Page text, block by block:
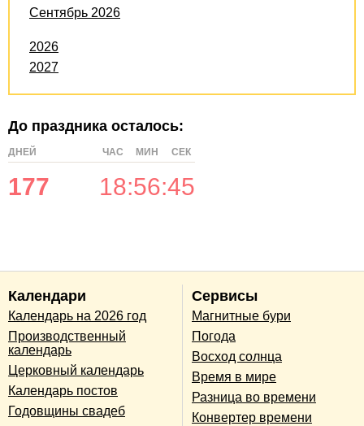
Сентябрь 2026
2026
2027
До праздника осталось:
ДНЕЙ ЧАС МИН СЕК
177 18:56:45
Календари
Календарь на 2026 год
Производственный
календарь
Церковный календарь
Календарь постов
Годовщины свадеб
Сервисы
Магнитные бури
Погода
Восход солнца
Время в мире
Разница во времени
Конвертер времени